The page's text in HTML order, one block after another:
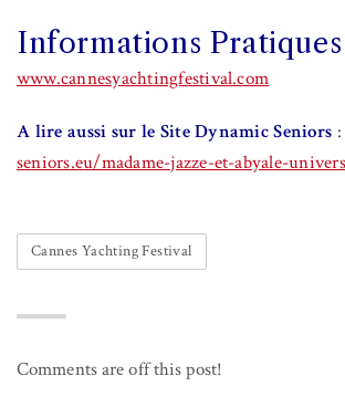
Informations Pratiques
www.cannesyachtingfestival.com
A lire aussi sur le Site Dynamic Seniors
seniors.eu/madame-jazze-et-abyale-
Cannes Yachting Festival
Comments are off this post!